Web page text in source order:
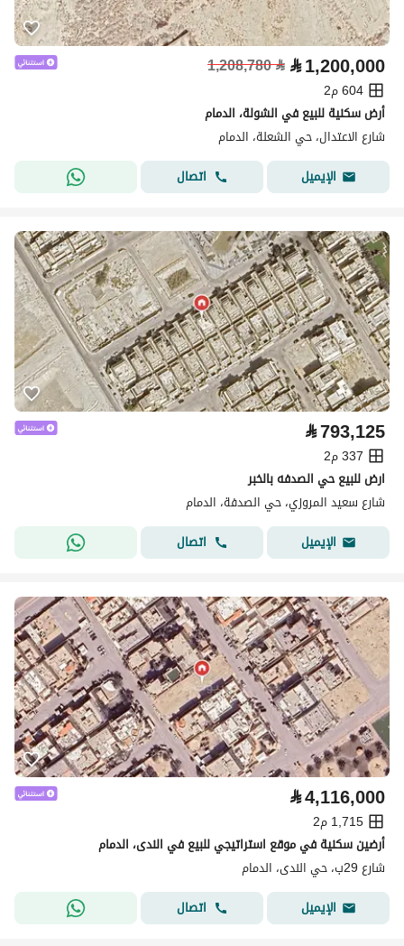
⃁1,200,000
⃁
1,208,780
604 م2
أرض سكنية للبيع في الشولة، الدمام
شارع الاعتدال، حي الشعلة، الدمام
الإيميل
اتصال
⃁793,125
337 م2
ارض للبيع حي الصدفه بالخبر
شارع سعيد المروزي، حي الصدفة، الدمام
الإيميل
اتصال
⃁4,116,000
1,715 م2
أرضين سكنية في موقع استراتيجي للبيع في الندى، الدمام
شارع 29ب، حي الندى، الدمام
الإيميل
اتصال